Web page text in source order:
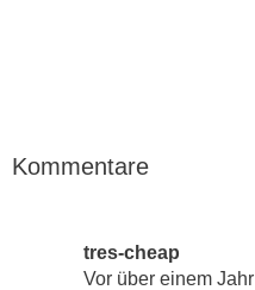
Kommentare
tres-cheap
Vor über einem Jahr